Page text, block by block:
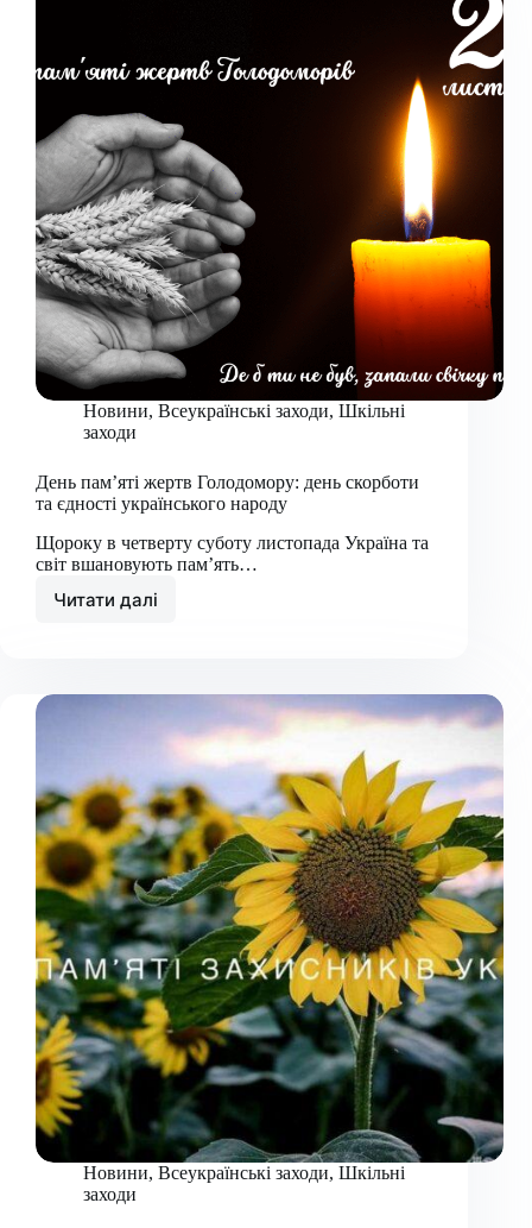
Новини, Всеукраїнські заходи, Шкільні
заходи
День пам’яті жертв Голодомору: день скорботи
та єдності українського народу
Щороку в четверту суботу листопада Україна та
світ вшановують пам’ять…
Читати далі
День
день
скорботи
українського
народу
Новини, Всеукраїнські заходи, Шкільні
заходи